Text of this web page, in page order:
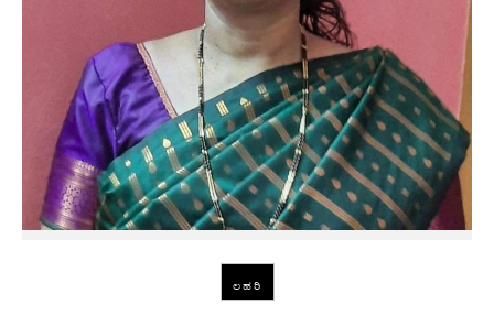
ಲಹರಿ